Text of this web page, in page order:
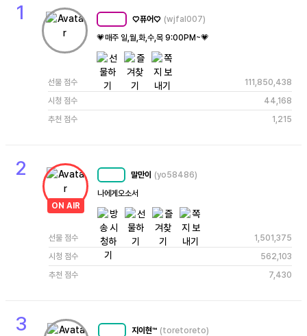
1 ♡퓨어♡ (wjfal007)
💗매주 일,월,화,수,목 9:00PM~💗
선물 점수
111,850,438
시청 점수
44,168
추천 점수
1,215
2
ON AIR
말만이 (yo58486)
나에게오소서
선물 점수
1,501,375
시청 점수
562,103
추천 점수
7,430
3 지이현™ (toretoreto)